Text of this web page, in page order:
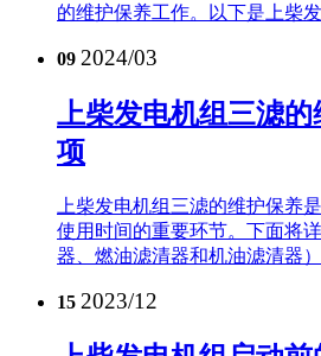
的维护保养工作。以下是上柴
09 2024/03
上柴发电机组三滤
项
上柴发电机组三滤的维护保养
使用时间的重要环节。下面将
器、燃油滤清器和机油滤清器
15 2023/12